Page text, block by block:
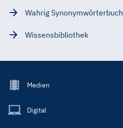
Wahrig Synonymwörterbuch
Wissensbibliothek
Footer
Main
Medien
Digital